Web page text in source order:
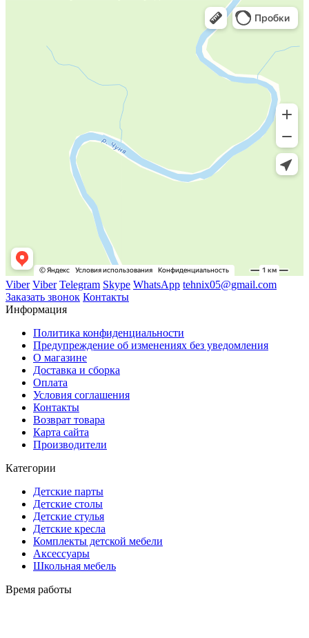
Viber Viber Telegram Skype WhatsApp tehnix05@gmail.com
Заказать звонок Контакты
Информация
Политика конфиденциальности
Предупреждение об изменениях без уведомления
О магазине
Доставка и сборка
Оплата
Условия соглашения
Контакты
Возврат товара
Карта сайта
Производители
Категории
Детские парты
Детские столы
Детские стулья
Детские кресла
Комплекты детской мебели
Аксессуары
Школьная мебель
Время работы